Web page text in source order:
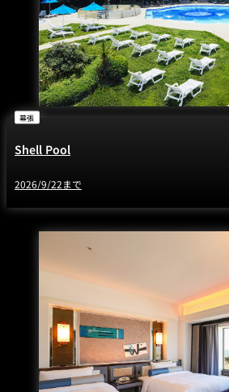
幕張
Shell Pool
2026/9/22まで